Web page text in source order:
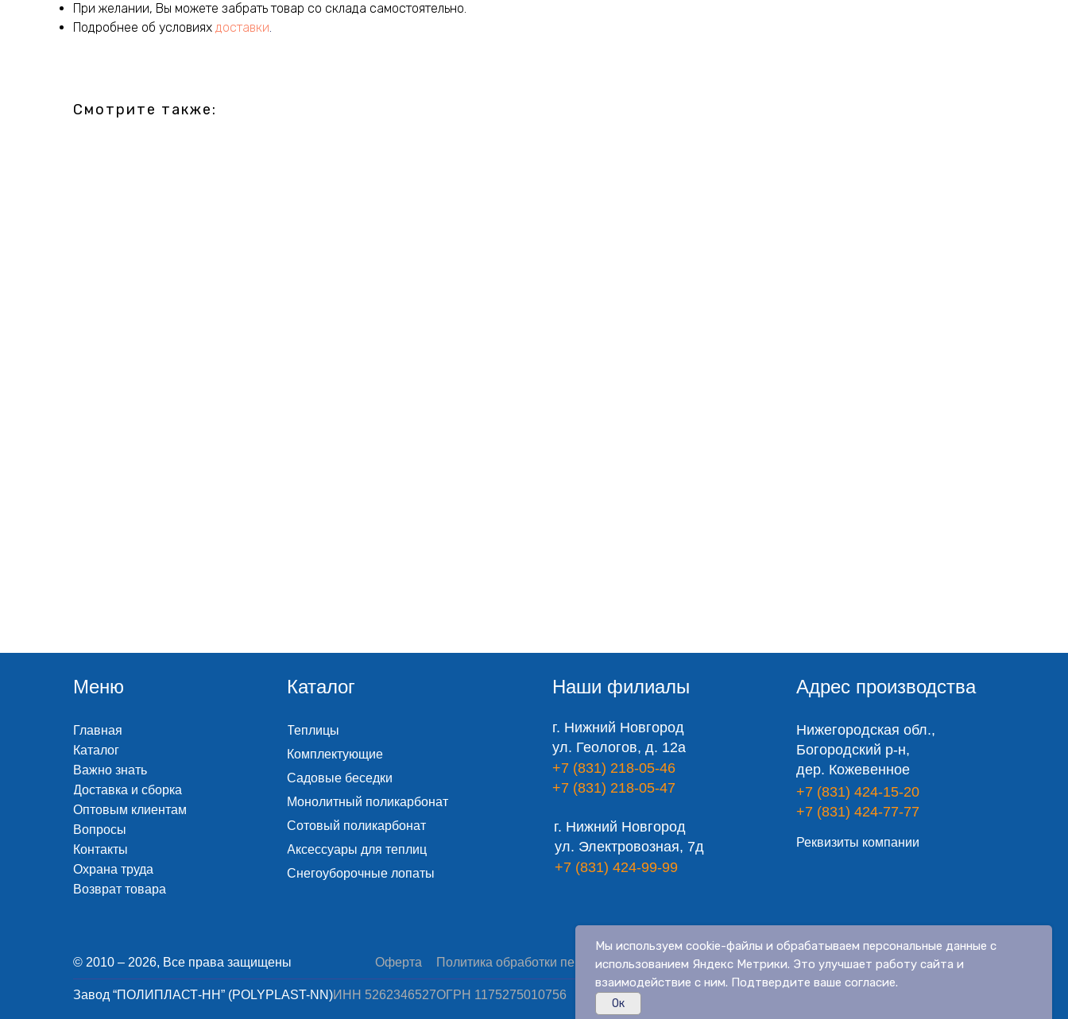
Мы используем cookie-файлы и обрабатываем персональные данные с
использованием Яндекс Метрики. Это улучшает работу сайта и
взаимодействие с ним. Подтвердите ваше согласие.
Ок
При желании, Вы можете забрать товар со склада самостоятельно.
Подробнее об условиях доставки.
Смотрите также:
Наши филиалы
ул. Геологов, д. 12а
+7 (831) 218-05-46
+7 (831) 218-05-47
г. Нижний Новгород
ул. Электровозная, 7д
+7 (831) 424-99-99
г. Нижний Новгород
Каталог
Теплицы
Комплектующие
Садовые беседки
Монолитный поликарбонат
Сотовый поликарбонат
Аксессуары для теплиц
Снегоуборочные лопаты
Меню
Главная
Каталог
Важно знать
Доставка и сборка
Оптовым клиентам
Вопросы
Контакты
Охрана труда
Возврат товара
Реквизиты компании
Завод “ПОЛИПЛАСТ-НН” (POLYPLAST-NN)ИНН 5262346527ОГРН 1175275010756
© 2010 – 2026, Все права защищены Оферта Политика обработки персональных данных Согласие на обработку персональных данных
Адрес производства
Нижегородская обл.,
Богородский р-н,
дер. Кожевенное
+7 (831) 424-15-20
+7 (831) 424-77-77